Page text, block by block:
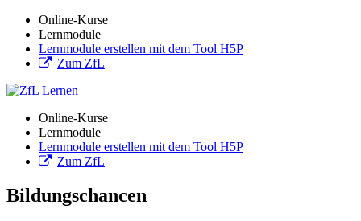
Online-Kurse
Lernmodule
Lernmodule erstellen mit dem Tool H5P
Zum ZfL
Online-Kurse
Lernmodule
Lernmodule erstellen mit dem Tool H5P
Zum ZfL
Bildungschancen